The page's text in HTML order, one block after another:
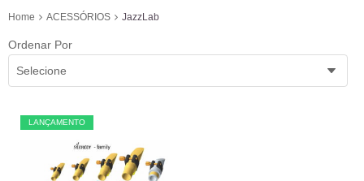
Home ACESSÓRIOS JazzLab
Ordenar Por
Selecione
LANÇAMENTO